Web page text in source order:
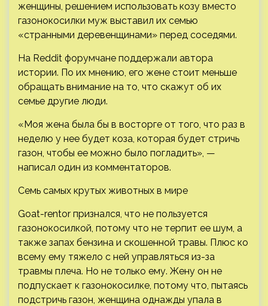
женщины, решением использовать козу вместо
газонокосилки муж выставил их семью
«странными деревенщинами» перед соседями.
На Reddit форумчане поддержали автора
истории. По их мнению, его жене стоит меньше
обращать внимание на то, что скажут об их
семье другие люди.
«Моя жена была бы в восторге от того, что раз в
неделю у нее будет коза, которая будет стричь
газон, чтобы ее можно было погладить», —
написал один из комментаторов.
Семь самых крутых животных в мире
Goat-rentor признался, что не пользуется
газонокосилкой, потому что не терпит ее шум, а
также запах бензина и скошенной травы. Плюс ко
всему ему тяжело с ней управляться из-за
травмы плеча. Но не только ему. Жену он не
подпускает к газонокосилке, потому что, пытаясь
подстричь газон, женщина однажды упала в